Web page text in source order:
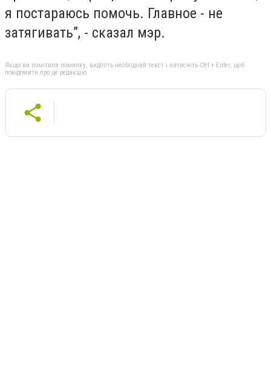
я постараюсь помочь. Главное - не
затягивать”, - сказал мэр.
Якщо ви помітили помилку, виділіть необхідний текст і натисніть Ctrl + Enter, щоб
повідомити про це редакцію